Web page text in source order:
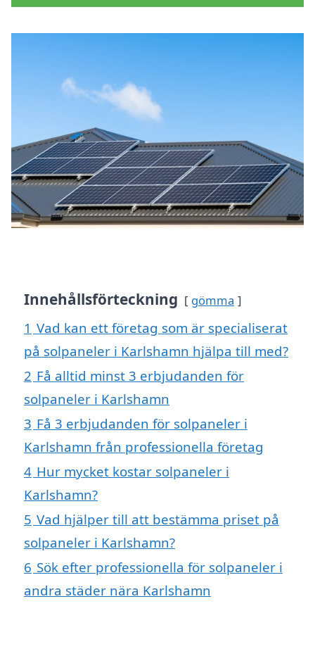
Innehållsförteckning gömma
1 Vad kan ett företag som är specialiserat
på solpaneler i Karlshamn hjälpa till med?
2 Få alltid minst 3 erbjudanden för
solpaneler i Karlshamn
3 Få 3 erbjudanden för solpaneler i
Karlshamn från professionella företag
4 Hur mycket kostar solpaneler i
Karlshamn?
5 Vad hjälper till att bestämma priset på
solpaneler i Karlshamn?
6 Sök efter professionella för solpaneler i
andra städer nära Karlshamn